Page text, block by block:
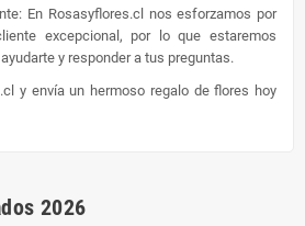
En Rosasyflores.cl nos esforzamos por
excepcional, por lo que estaremos
y responder a tus preguntas.
y envía un hermoso regalo de flores hoy
2026